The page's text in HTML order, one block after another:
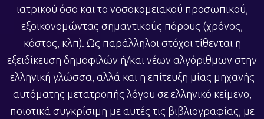
ιατρικού όσο και το νοσοκομειακού προσωπικού,
εξοικονομώντας σημαντικούς πόρους (χρόνος,
κόστος, κλπ). Ως παράλληλοι στόχοι τίθενται η
εξειδίκευση δημοφιλών ή/και νέων αλγόριθμων στην
ελληνική γλώσσα, αλλά και η επίτευξη μίας μηχανής
αυτόματης μετατροπής λόγου σε ελληνικό κείμενο,
ποιοτικά συγκρίσιμη με αυτές τις βιβλιογραφίας, με